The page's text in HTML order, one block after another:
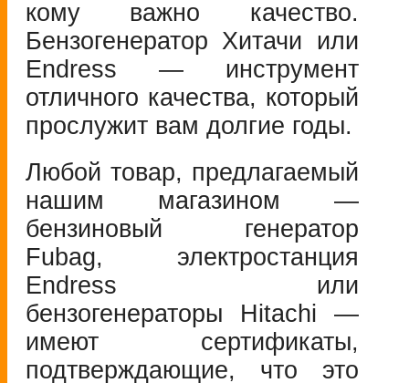
кому важно качество.
Бензогенератор Хитачи или
Endress — инструмент
отличного качества, который
прослужит вам долгие годы.
Любой товар, предлагаемый
нашим магазином —
бензиновый генератор
Fubag, электростанция
Endress или
бензогенераторы Hitachi —
имеют сертификаты,
подтверждающие, что это